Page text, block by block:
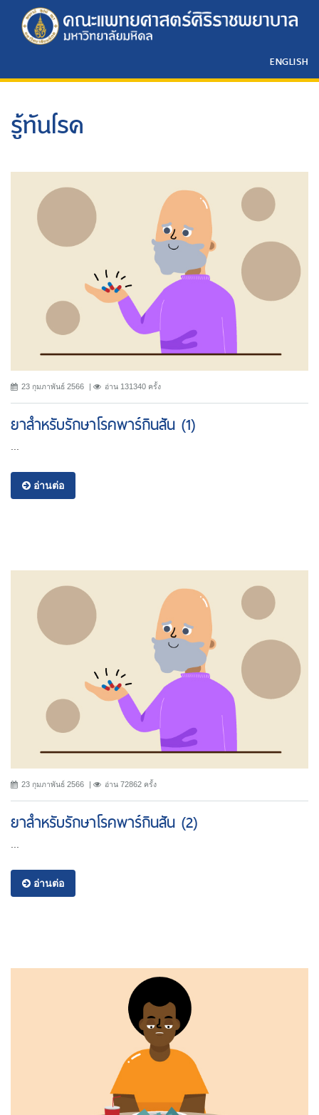
ENGLISH
รู้ทันโรค
23 กุมภาพันธ์ 2566 อ่าน 131340 ครั้ง
ยาสำหรับรักษาโรคพาร์กินสัน (1)
อ่านต่อ
23 กุมภาพันธ์ 2566 อ่าน 72862 ครั้ง
ยาสำหรับรักษาโรคพาร์กินสัน (2)
...
อ่านต่อ